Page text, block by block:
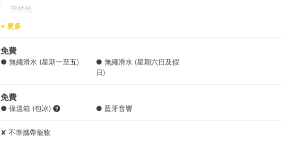
目的地
+ 更多
免費
● 無繩滑水 (星期一至五)
● 無繩滑水 (星期六日及假
日)
免費
● 保溫箱 (包冰) ● 藍牙音響
✘ 不準攜帶寵物